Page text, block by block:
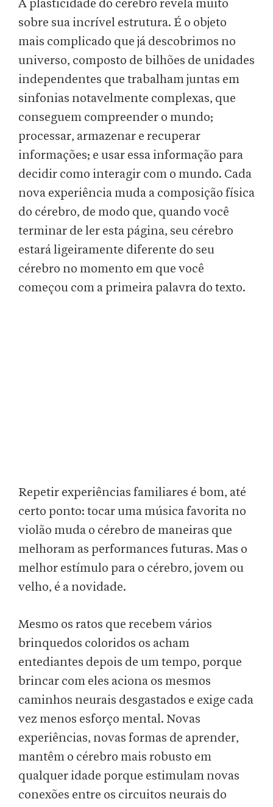
A plasticidade do cérebro revela muito
sobre sua incrível estrutura. É o objeto
mais complicado que já descobrimos no
universo, composto de bilhões de unidades
independentes que trabalham juntas em
sinfonias notavelmente complexas, que
conseguem compreender o mundo;
processar, armazenar e recuperar
informações; e usar essa informação para
decidir como interagir com o mundo. Cada
nova experiência muda a composição física
do cérebro, de modo que, quando você
terminar de ler esta página, seu cérebro
estará ligeiramente diferente do seu
cérebro no momento em que você
começou com a primeira palavra do texto.
Repetir experiências familiares é bom, até
certo ponto: tocar uma música favorita no
violão muda o cérebro de maneiras que
melhoram as performances futuras. Mas o
melhor estímulo para o cérebro, jovem ou
velho, é a novidade.
Mesmo os ratos que recebem vários
brinquedos coloridos os acham
entediantes depois de um tempo, porque
brincar com eles aciona os mesmos
caminhos neurais desgastados e exige cada
vez menos esforço mental. Novas
experiências, novas formas de aprender,
mantêm o cérebro mais robusto em
qualquer idade porque estimulam novas
conexões entre os circuitos neurais do